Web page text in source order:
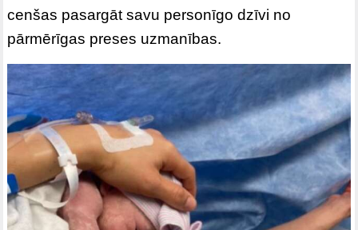
cenšas pasargāt savu personīgo dzīvi no
pārmērīgas preses uzmanības.